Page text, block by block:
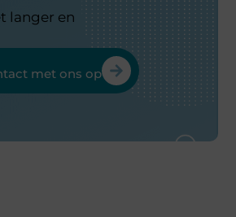
langer en
met ons op